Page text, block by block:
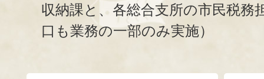
収納課と、 各総合支所の市民税務
口も業務の一部のみ実施）